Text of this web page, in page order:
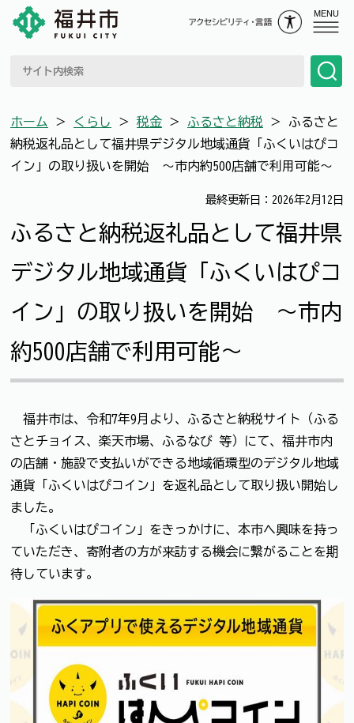
MENU
ホーム ＞ くらし ＞ 税金 ＞ ふるさと納税 ＞ ふるさと
納税返礼品として福井県デジタル地域通貨「ふくいはぴコ
イン」の取り扱いを開始 ～市内約500店舗で利用可能～
最終更新日：2026年2月12日
ふるさと納税返礼品として福井県
デジタル地域通貨「ふくいはぴコ
イン」の取り扱いを開始 ～市内
約500店舗で利用可能～
福井市は、令和7年9月より、ふるさと納税サイト（ふる
さとチョイス、楽天市場、ふるなび 等）にて、福井市内
の店舗・施設で支払いができる地域循環型のデジタル地域
通貨「ふくいはぴコイン」を返礼品として取り扱い開始し
ました。
「ふくいはぴコイン」をきっかけに、本市へ興味を持っ
ていただき、寄附者の方が来訪する機会に繋がることを期
待しています。